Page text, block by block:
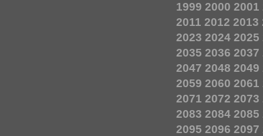
1999 2000 2001
2011 2012 2013
2023 2024 2025
2035 2036 2037
2047 2048 2049
2059 2060 2061
2071 2072 2073
2083 2084 2085
2095 2096 2097